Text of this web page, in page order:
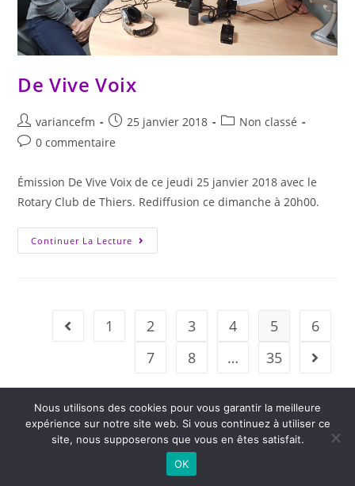
De Vive Voix
variancefm 25 janvier 2018
Non classé
0 commentaire
Émission De Vive Voix de ce jeudi 25 janvier 2018 avec le
Rotary Club de Thiers. Rediffusion ce dimanche à 20h00.
Continuer La Lecture
1 2 3 4 5
6
7
8 … 35
2026 - Variance FM - Mentions légales - Politique de confidentialité -
- Réalisation
Nous utilisons des cookies pour vous garantir la meilleure
expérience sur notre site web. Si vous continuez à utiliser ce
site, nous supposerons que vous en êtes satisfait.
OK